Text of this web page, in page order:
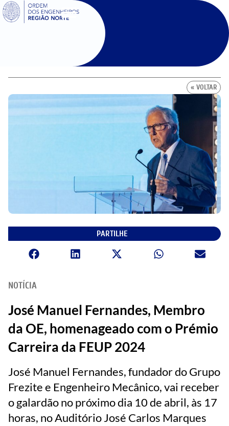
SIGOE
« VOLTAR
PARTILHE
NOTÍCIA
José Manuel Fernandes, Membro
da OE, homenageado com o Prémio
Carreira da FEUP 2024
José Manuel Fernandes, fundador do Grupo
Frezite e Engenheiro Mecânico, vai receber
o galardão no próximo dia 10 de abril, às 17
horas, no Auditório José Carlos Marques